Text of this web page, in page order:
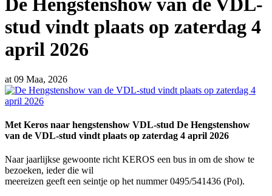
De Hengstenshow van de VDL-
stud vindt plaats op zaterdag 4
april 2026
at 09 Maa, 2026
Met Keros naar hengstenshow VDL-stud De Hengstenshow
van de VDL-stud vindt plaats op zaterdag 4 april 2026
Naar jaarlijkse gewoonte richt KEROS een bus in om de show te
bezoeken, ieder die wil
meereizen geeft een seintje op het nummer 0495/541436 (Pol).